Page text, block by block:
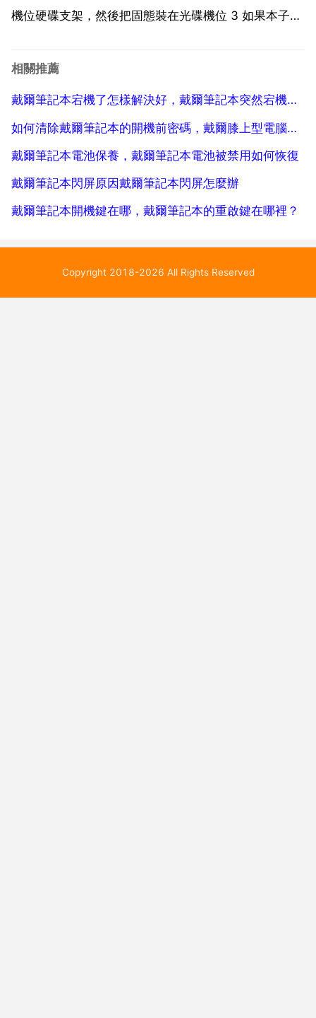
機位硬碟支架，然後把固態裝在光碟機位 3 如果本子有
拆幾顆螺絲裝上即可 那就拆開本子後蓋看看有沒有
相關推薦
戴爾筆記本宕機了怎樣解決好，戴爾筆記本突然宕機如何才能解決好？
如何清除戴爾筆記本的開機前密碼，戴爾膝上型電腦怎麼關閉開機密碼
戴爾筆記本電池保養，戴爾筆記本電池被禁用如何恢復
戴爾筆記本閃屏原因戴爾筆記本閃屏怎麼辦
戴爾筆記本開機鍵在哪，戴爾筆記本的重啟鍵在哪裡？
Copyright 2018-2026 All Rights Reserved